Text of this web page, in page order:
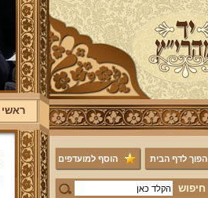
ראשי
הפוך לדף הבית הוסף למועדפים
חיפוש